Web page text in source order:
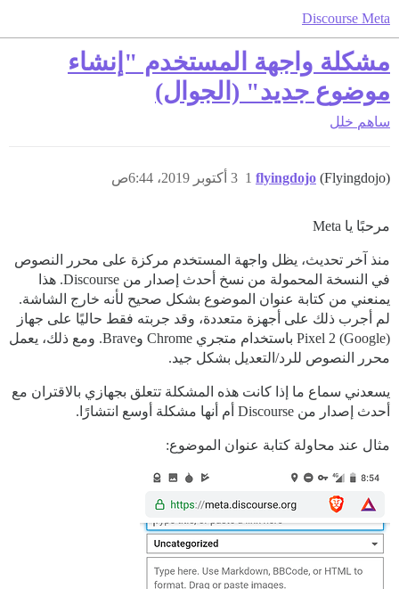
Discourse Meta
مشكلة واجهة المستخدم "إنشاء
موضوع جديد" (الجوال)
ساهم خلل
flyingdojo (Flyingdojo) 3 أكتوبر 2019، 6:44ص 1
مرحبًا يا Meta
منذ آخر تحديث، يظل واجهة المستخدم مركزة على محرر النصوص
في النسخة المحمولة من نسخ أحدث إصدار من Discourse. هذا
يمنعني من كتابة عنوان الموضوع بشكل صحيح لأنه خارج الشاشة.
لم أجرب ذلك على أجهزة متعددة، وقد جربته فقط حاليًا على جهاز
Pixel 2 (Google) باستخدام متجري Chrome وBrave. ومع ذلك، يعمل
محرر النصوص للرد/التعديل بشكل جيد.
يسعدني سماع ما إذا كانت هذه المشكلة تتعلق بجهازي بالاقتران مع
أحدث إصدار من Discourse أم أنها مشكلة أوسع انتشارًا.
مثال عند محاولة كتابة عنوان الموضوع: